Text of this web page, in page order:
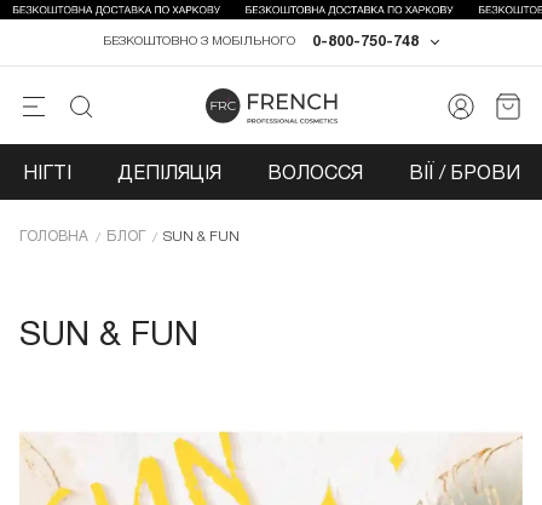
0-800-750-748
БЕЗКОШТОВНО З МОБІЛЬНОГО
НІГТІ ДЕПІЛЯЦІЯ ВОЛОССЯ ВІЇ / БРОВИ
ГОЛОВНА БЛОГ SUN & FUN
SUN & FUN